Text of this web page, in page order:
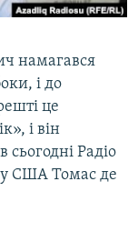
намагався
і до
це
і він
сьогодні Радіо
у США Томас де